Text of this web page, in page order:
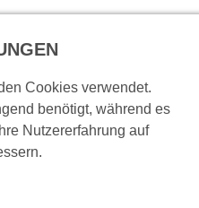
Cookies verwendet.
benötigt, während es
Nutzererfahrung auf